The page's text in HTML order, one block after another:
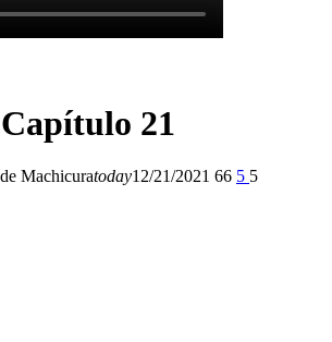
21
Machicuratoday12/21/2021 66 5 5